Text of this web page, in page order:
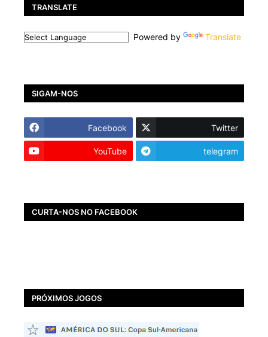
TRANSLATE
Powered by Translate
SIGAM-NOS
Facebook Twitter
YouTube telegram
CURTA-NOS NO FACEBOOK
PRÓXIMOS JOGOS